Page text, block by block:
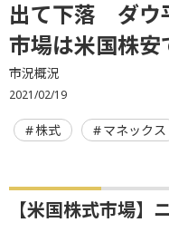
出て下落 ダウ
市場は米国株安
市況概況
2021/02/19
株式 マネックス
【米国株式市場】